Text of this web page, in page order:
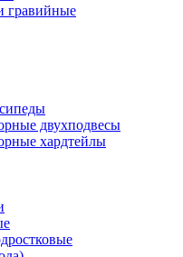
гравийные
двухподвесы
хардтейлы